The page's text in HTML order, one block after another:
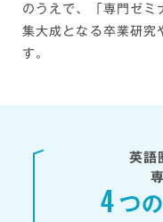
のうえで、「専門ゼミ
集大成となる卒業研究
す。
英語
4 つ
エンタルラン
ストリテイリン
います。
義を通して文化や
去の出来事が現代
ニュースでは伝え
Q2 学生たちに
軸とした学びを通
ション力を、世界
てくれることを願